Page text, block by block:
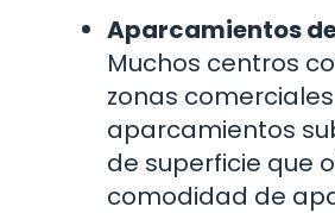
Aparcamientos
Muchos centros
zonas
aparcamientos
de superficie que
comodidad de